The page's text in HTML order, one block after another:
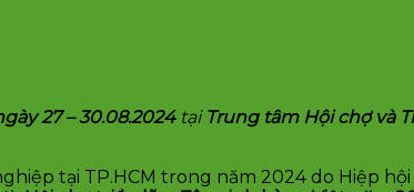
27 – 30.08.2024tại Trung tâm Hội chợ và
tại TP.HCM trong năm 2024 do Hiệp